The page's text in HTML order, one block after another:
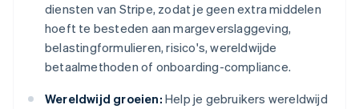
diensten van Stripe, zodat je geen extra middelen
hoeft te besteden aan margeverslaggeving,
belastingformulieren, risico's, wereldwijde
betaalmethoden of onboarding-compliance.
Wereldwijd groeien: Help je gebruikers wereldwijd